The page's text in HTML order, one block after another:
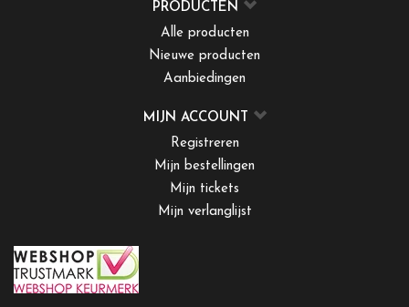
PRODUCTEN
Alle producten
Nieuwe producten
Aanbiedingen
MIJN ACCOUNT
Registreren
Mijn bestellingen
Mijn tickets
Mijn verlanglijst